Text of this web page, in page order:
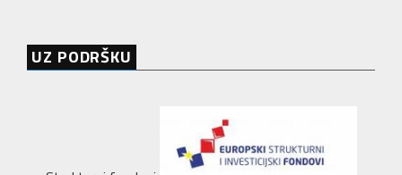
UZ PODRŠKU